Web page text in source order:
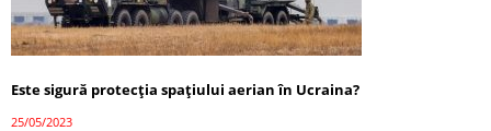
Este sigură protecția spațiului aerian în Ucraina?
25/05/2023